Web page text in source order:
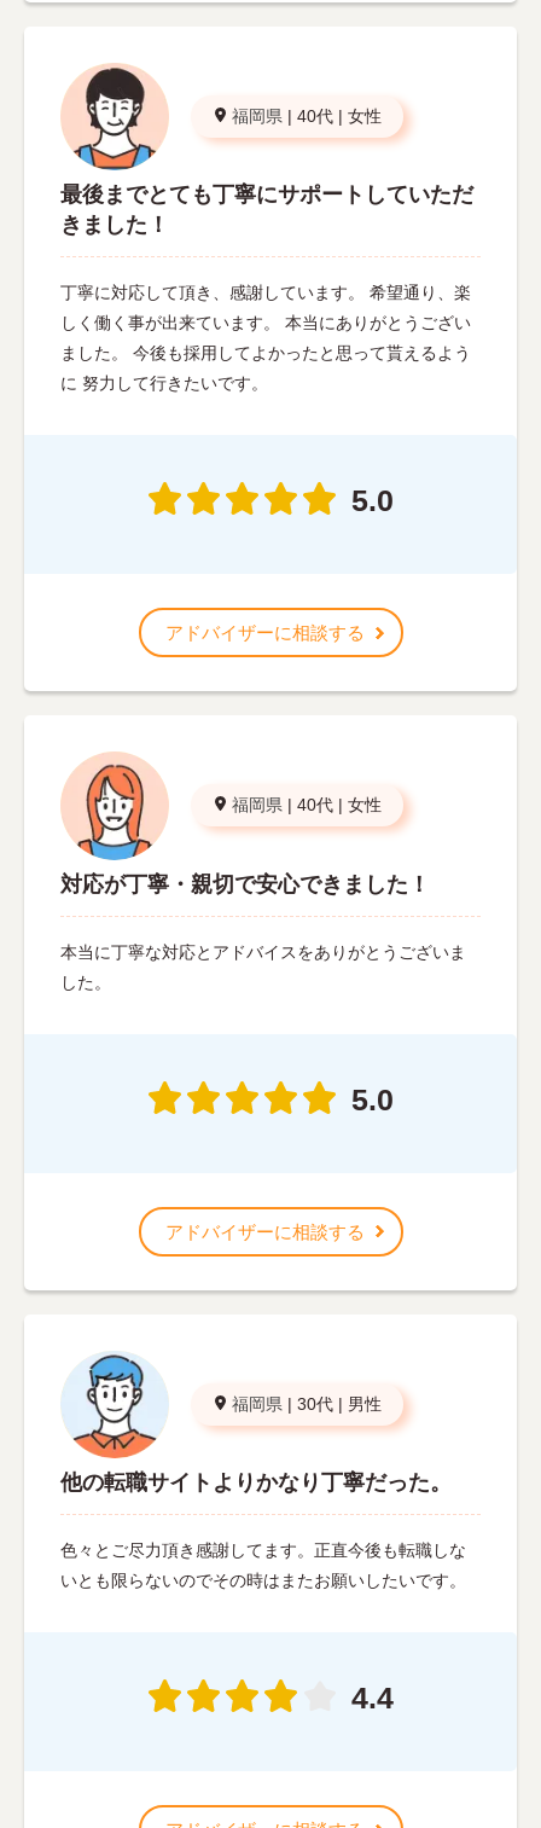
福岡県 | 40代 | 女性
最後までとても丁寧にサポートしていただ
きました！
丁寧に対応して頂き、感謝しています。 希望通り、楽
しく働く事が出来ています。 本当にありがとうござい
ました。 今後も採用してよかったと思って貰えるよう
に 努力して行きたいです。
5.0
アドバイザーに相談する
福岡県 | 40代 | 女性
対応が丁寧・親切で安心できました！
本当に丁寧な対応とアドバイスをありがとうございま
した。
5.0
アドバイザーに相談する
福岡県 | 30代 | 男性
他の転職サイトよりかなり丁寧だった。
色々とご尽力頂き感謝してます。正直今後も転職しな
いとも限らないのでその時はまたお願いしたいです。
4.4